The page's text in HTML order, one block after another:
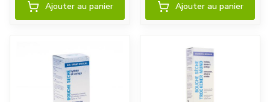
Ajouter au panier Ajouter au panier